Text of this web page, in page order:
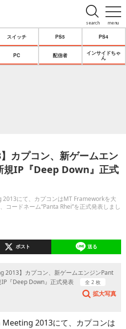
menu
search
スイッチ PS5 PS4
PC 配信者
インサイドちゃ
ん
カプコン、新ゲームエン
規IP『Deep Down』正式
にて、カプコンはMT Frameworkを大
コードネーム“Panta Rhei”を正式発表しまし
ポスト 送る
2013】カプコン、新ゲームエンジンPant
『Deep Down』正式発表
全 2 枚
拡大写真
2013にて、カプコンは